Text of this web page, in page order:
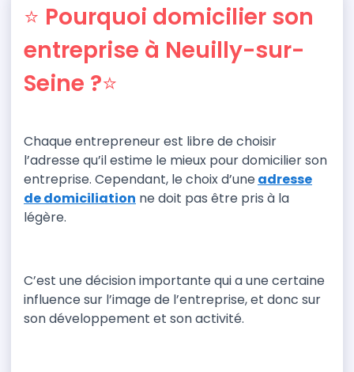
⭐ Pourquoi domicilier son
entreprise à Neuilly-sur-
Seine ?⭐
Chaque entrepreneur est libre de choisir
l’adresse qu’il estime le mieux pour domicilier son
entreprise. Cependant, le choix d’uneadresse
de domiciliation ne doit pas être pris à la
légère.
C’est une décisionimportante qui a une certaine
influence sur l’image de l’entreprise,et donc sur
son développement et son activité.